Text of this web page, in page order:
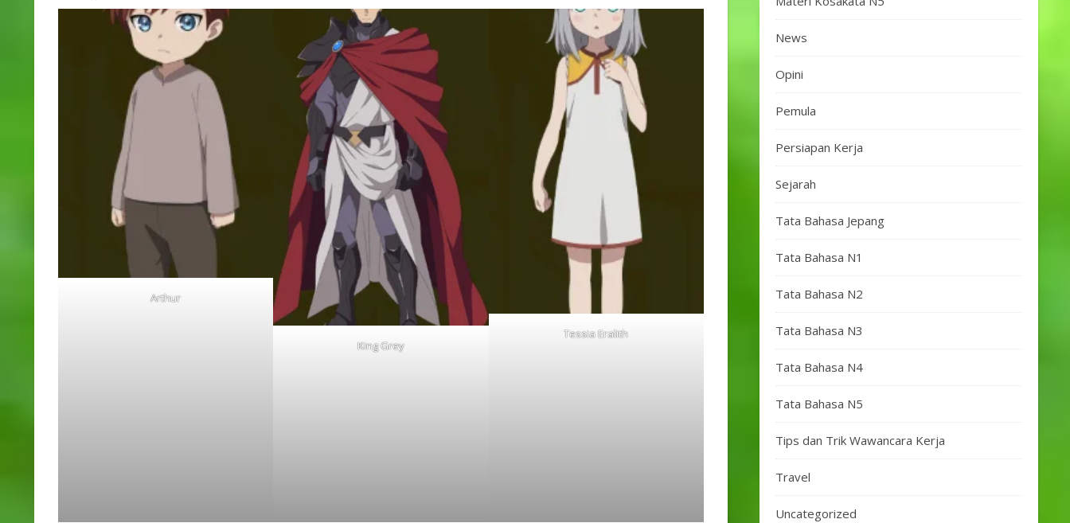
Arthur
King Grey
Tessia Eralith
News
Opini
Pemula
Persiapan Kerja
Sejarah
Tata Bahasa Jepang
Tata Bahasa N1
Tata Bahasa N2
Tata Bahasa N3
Tata Bahasa N4
Tata Bahasa N5
Tips dan Trik Wawancara Kerja
Travel
Uncategorized